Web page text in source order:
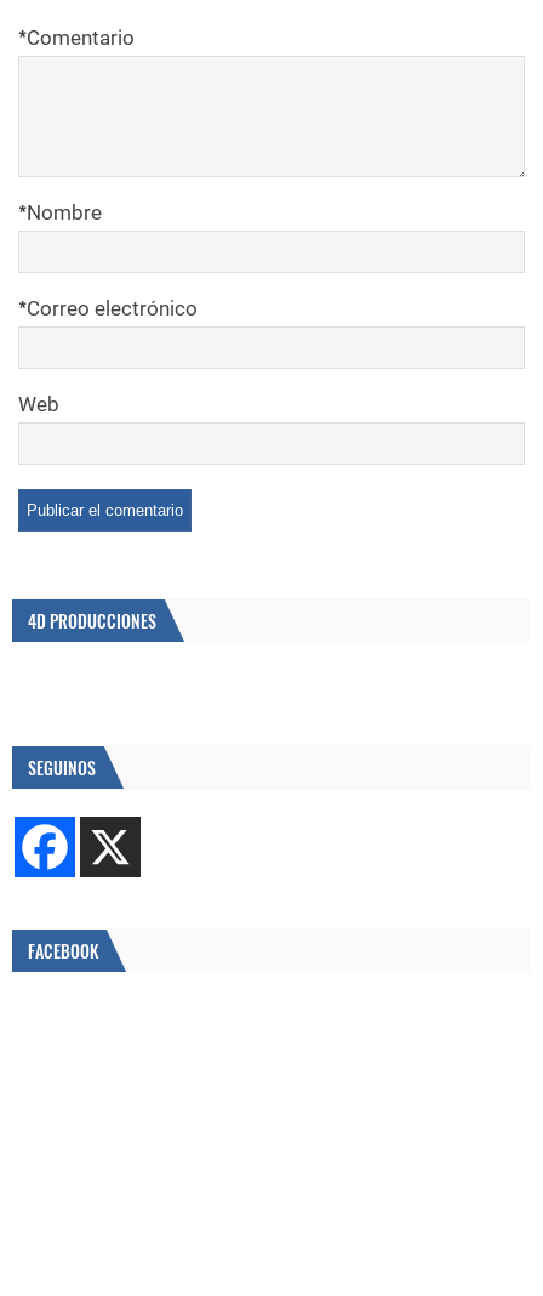
Comentario
*
Nombre
*
Correo electrónico
*
Web
4D PRODUCCIONES
SEGUINOS
FACEBOOK